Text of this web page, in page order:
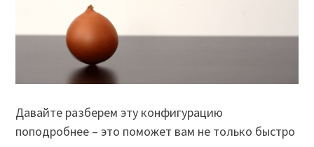
Давайте разберем эту конфигурацию
поподробнее – это поможет вам не только быстро